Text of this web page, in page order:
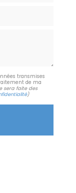
transmises
de ma
sera faite des
)